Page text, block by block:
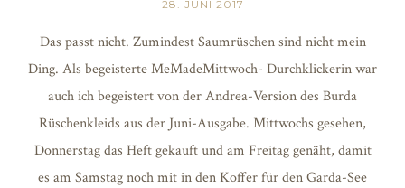
28. JUNI 2017
Das passt nicht. Zumindest Saumrüschen sind nicht mein
Ding. Als begeisterte MeMadeMittwoch- Durchklickerin war
auch ich begeistert von der Andrea-Version des Burda
Rüschenkleids aus der Juni-Ausgabe. Mittwochs gesehen,
Donnerstag das Heft gekauft und am Freitag genäht, damit
es am Samstag noch mit in den Koffer für den Garda-See